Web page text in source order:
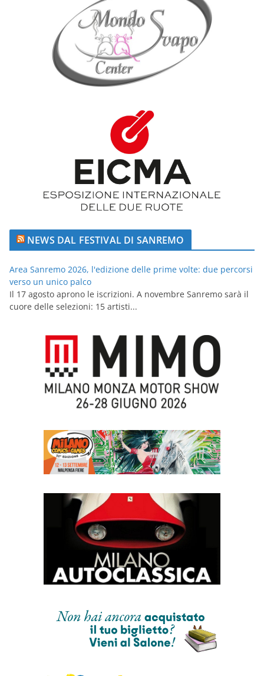
NEWS DAL FESTIVAL DI SANREMO
Area Sanremo 2026, l'edizione delle prime volte: due percorsi
verso un unico palco
Il 17 agosto aprono le iscrizioni. A novembre Sanremo sarà il
cuore delle selezioni: 15 artisti...